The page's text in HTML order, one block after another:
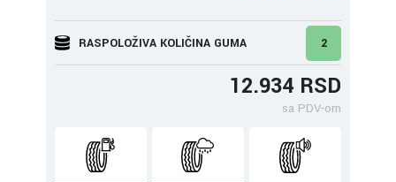
RASPOLOŽIVA KOLIČINA GUMA 2
12.934 RSD
sa PDV-om